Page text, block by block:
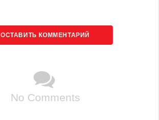
ОСТАВИТЬ КОММЕНТАРИЙ
No Comments